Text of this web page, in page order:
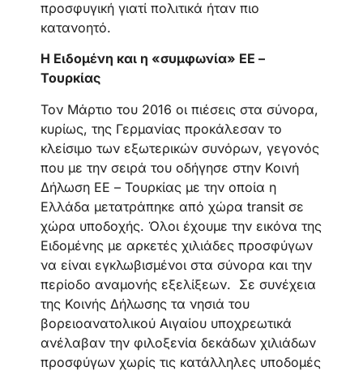
προσφυγική γιατί πολιτικά ήταν πιο
κατανοητό.
Η Ειδομένη και η «συμφωνία» ΕΕ –
Τουρκίας
Τον Μάρτιο του 2016 οι πιέσεις στα σύνορα,
κυρίως, της Γερμανίας προκάλεσαν το
κλείσιμο των εξωτερικών συνόρων, γεγονός
που με την σειρά του οδήγησε στην Κοινή
Δήλωση ΕΕ – Τουρκίας με την οποία η
Ελλάδα μετατράπηκε από χώρα transit σε
χώρα υποδοχής. Όλοι έχουμε την εικόνα της
Ειδομένης με αρκετές χιλιάδες προσφύγων
να είναι εγκλωβισμένοι στα σύνορα και την
περίοδο αναμονής εξελίξεων. Σε συνέχεια
της Κοινής Δήλωσης τα νησιά του
βορειοανατολικού Αιγαίου υποχρεωτικά
ανέλαβαν την φιλοξενία δεκάδων χιλιάδων
προσφύγων χωρίς τις κατάλληλες υποδομές